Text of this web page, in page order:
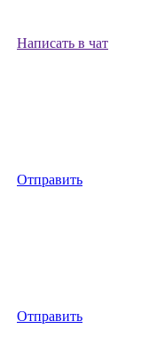
Написать в чат
Отправить
Отправить